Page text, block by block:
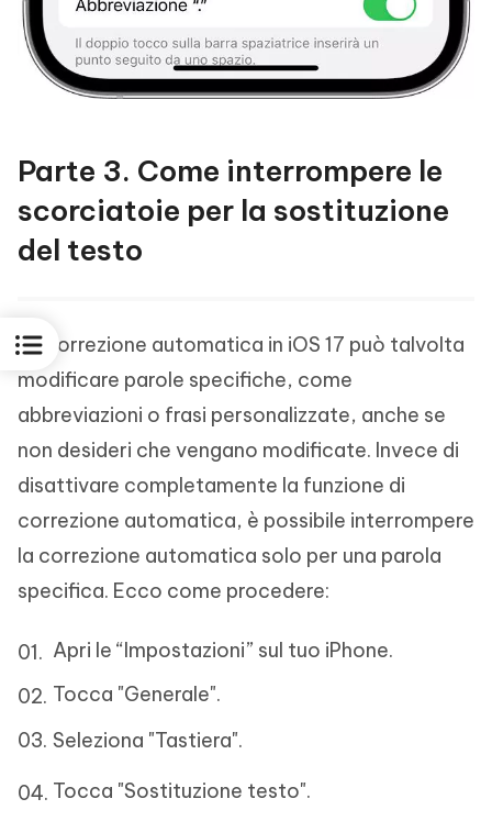
Parte 3. Come interrompere le
scorciatoie per la sostituzione
del testo
La correzione automatica in iOS 17 può talvolta
modificare parole specifiche, come
abbreviazioni o frasi personalizzate, anche se
non desideri che vengano modificate. Invece di
disattivare completamente la funzione di
correzione automatica, è possibile interrompere
la correzione automatica solo per una parola
specifica. Ecco come procedere:
Apri le “Impostazioni” sul tuo iPhone.
Tocca "Generale".
Seleziona "Tastiera".
Tocca "Sostituzione testo".